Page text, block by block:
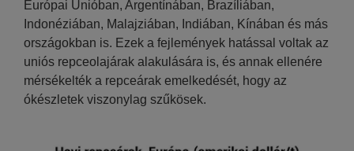
Európai Unióban, Argentínában, Brazíliában,
Indonéziában, Malajziában, Indiában, Kínában és más
országokban is. Ezek a fejlemények hatással voltak az
uniós repceolajárak alakulására is, és annak ellenére
mérsékelték a repceárak emelkedését, hogy az
ókészletek viszonylag szűkösek.